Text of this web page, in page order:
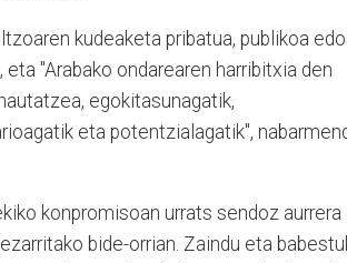
kudeaketa pribatua, publikoa edo
"Arabako ondarearen harribitxia den
egokitasunagatik,
eta potentzialagatik",
konpromisoan urrats sendoz aurrera
bide-orrian. Zaindu eta